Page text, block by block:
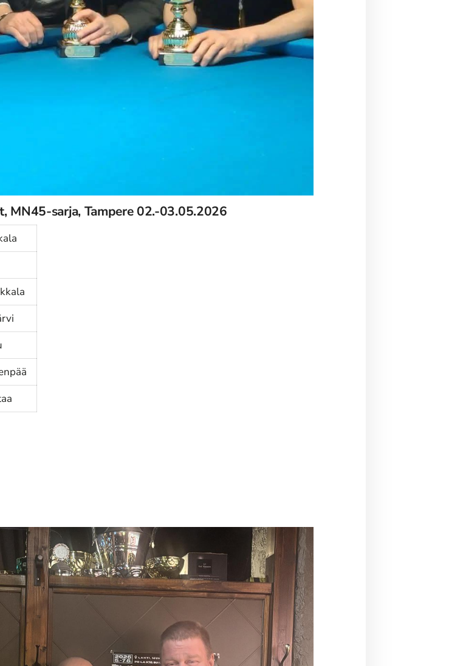
MN45-sarja, Tampere 02.-03.05.2026